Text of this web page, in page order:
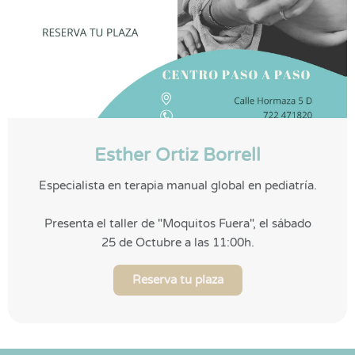
Esther Ortiz Borrell
Especialista en terapia manual global en pediatría.
Presenta el taller de "Moquitos Fuera", el sábado
25 de Octubre a las 11:00h.
Reserva tu plaza